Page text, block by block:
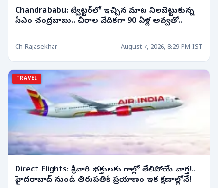
Chandrababu: ట్విట్టర్‌లో ఇచ్చిన మాట నిలబెట్టుకున్న
సీఎం చంద్రబాబు.. చీరాల వేదికగా 90 ఏళ్ల అవ్వతో..
Ch Rajasekhar August 7, 2026, 8:29 PM IST
TRAVEL
Direct Flights: శ్రీవారి భక్తులకు గాల్లో తేలిపోయే వార్త!..
హైదరాబాద్ నుండి తిరుపతికి ప్రయాణం ఇక క్షణాల్లోనే!